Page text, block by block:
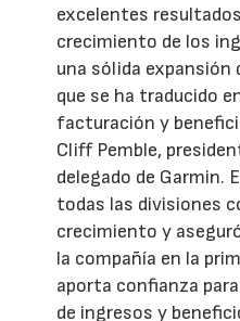
excelentes
crecimiento de los
una sólida expansión
que se ha traducido
facturación y
Cliff Pemble,
delegado de Garmin.
todas las divisiones
crecimiento y
la compañía en la
aporta confianza
de ingresos y